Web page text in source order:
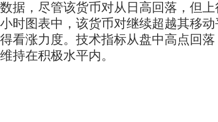
数据，尽管该货币对从日高回落，但
小时图表中，该货币对继续超越其移
得看涨力度。技术指标从盘中高点回
维持在积极水平内。